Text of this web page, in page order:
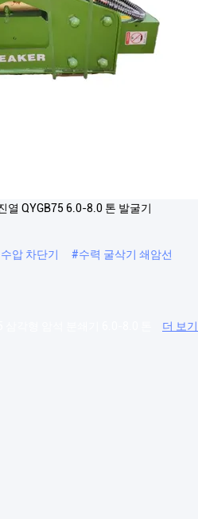
열 QYGB75 6.0-8.0 톤 발굴기
압 차단기 #수력 굴삭기 쇄암선
더 보기